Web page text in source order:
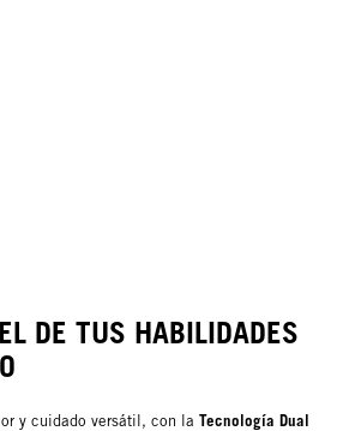
DE TUS HABILIDADES
y cuidado versátil, con la Tecnología Dual